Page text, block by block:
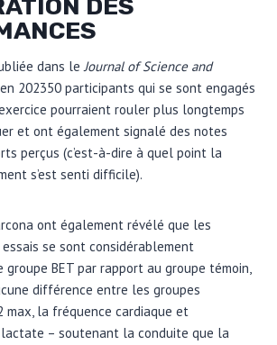
DES
dans le Journal of Science and
en 202350 participants qui se sont engagés
pourraient rouler plus longtemps
et ont également signalé des notes
perçus (c’est-à-dire à quel point la
s’est senti difficile).
ont également révélé que les
se sont considérablement
BET par rapport au groupe témoin,
différence entre les groupes
max, la fréquence cardiaque et
lactate – soutenant la conduite que la